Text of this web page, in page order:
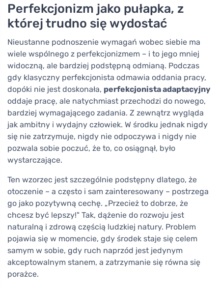
Perfekcjonizm jako pułapka, z
której trudno się wydostać
Nieustanne podnoszenie wymagań wobec siebie ma
wiele wspólnego z perfekcjonizmem – i to jego mniej
widoczną, ale bardziej podstępną odmianą. Podczas
gdy klasyczny perfekcjonista odmawia oddania pracy,
dopóki nie jest doskonała, perfekcjonista adaptacyjny
oddaje pracę, ale natychmiast przechodzi do nowego,
bardziej wymagającego zadania. Z zewnątrz wygląda
jak ambitny i wydajny człowiek. W środku jednak nigdy
się nie zatrzymuje, nigdy nie odpoczywa i nigdy nie
pozwala sobie poczuć, że to, co osiągnął, było
wystarczające.
Ten wzorzec jest szczególnie podstępny dlatego, że
otoczenie – a często i sam zainteresowany – postrzega
go jako pozytywną cechę. „Przecież to dobrze, że
chcesz być lepszy!" Tak, dążenie do rozwoju jest
naturalną i zdrową częścią ludzkiej natury. Problem
pojawia się w momencie, gdy środek staje się celem
samym w sobie, gdy ruch naprzód jest jedynym
akceptowalnym stanem, a zatrzymanie się równa się
porażce.